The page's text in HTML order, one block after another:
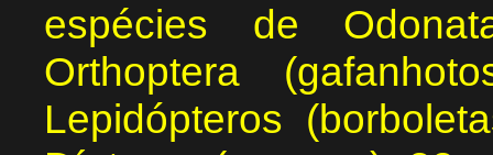
espécies de
Orthoptera
Lepidópteros